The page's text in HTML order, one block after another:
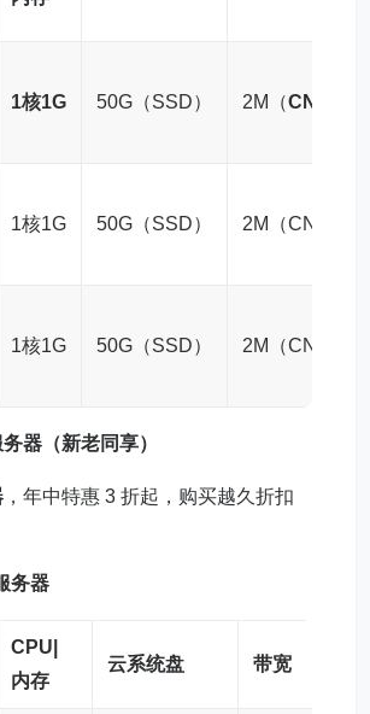
1核1G 50G（SSD） 2M（CN2
1核1G 50G（SSD） 2M（CN2）
1核1G 50G（SSD） 2M（CN2）
器（新老同享）
，年中特惠 3 折起，购买越久折扣
务器
CPU|
内存
云系统盘 带宽